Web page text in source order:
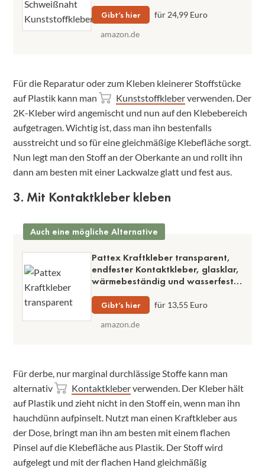
Gibt’s hier
für 24,99 Euro
amazon.de
Für die Reparatur oder zum Kleben kleinerer Stoffstücke
auf Plastik kann man
Kunststoffkleberverwenden. Der
2K-Kleber wird angemischt und nun auf den Klebebereich
aufgetragen. Wichtig ist, dass man ihn bestenfalls
ausstreicht und so für eine gleichmäßige Klebefläche sorgt.
Nun legt man den Stoff an der Oberkante an und rollt ihn
dann am besten mit einer Lackwalze glatt und fest aus.
3. Mit Kontaktkleber kleben
Auch eine mögliche Alternative
Pattex Kraftkleber transparent,
endfester Kontaktkleber, glasklar,
wärmebeständig und wasserfest,
650 g Dose
Gibt’s hier
für 13,55 Euro
amazon.de
Für derbe, nur marginal durchlässige Stoffe kann man
alternativ
Kontaktkleberverwenden. Der Kleber hält
auf Plastik und zieht nicht in den Stoff ein, wenn man ihn
hauchdünn aufpinselt. Nutzt man einen Kraftkleber aus
der Dose, bringt man ihn am besten mit einem flachen
Pinsel auf die Klebefläche aus Plastik. Der Stoff wird
aufgelegt und mit der flachen Hand gleichmäßig